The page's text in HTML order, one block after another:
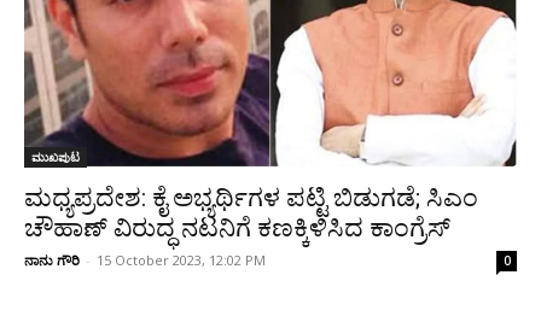
ಮುಖಪುಟ
ಮಧ್ಯಪ್ರದೇಶ: ಕೈ ಅಭ್ಯರ್ಥಿಗಳ ಪಟ್ಟಿ ಬಿಡುಗಡೆ; ಸಿಎಂ
ಚೌಹಾಣ್ ವಿರುದ್ಧ ನಟನಿಗೆ ಕಣಕ್ಕಿಳಿಸಿದ ಕಾಂಗ್ರೆಸ್
ನಾನು ಗೌರಿ - 15 October 2023, 12:02 PM 0